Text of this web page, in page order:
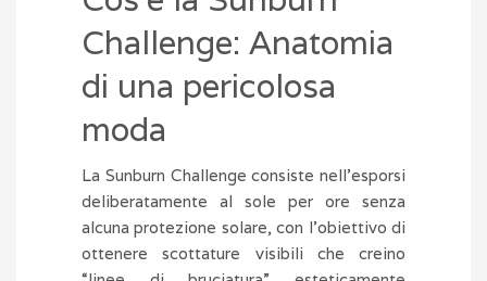
Challenge: Anatomia
di una pericolosa
moda
La Sunburn Challenge consiste nell’esporsi
deliberatamente al sole per ore senza
alcuna protezione solare, con l’obiettivo di
ottenere scottature visibili che creino